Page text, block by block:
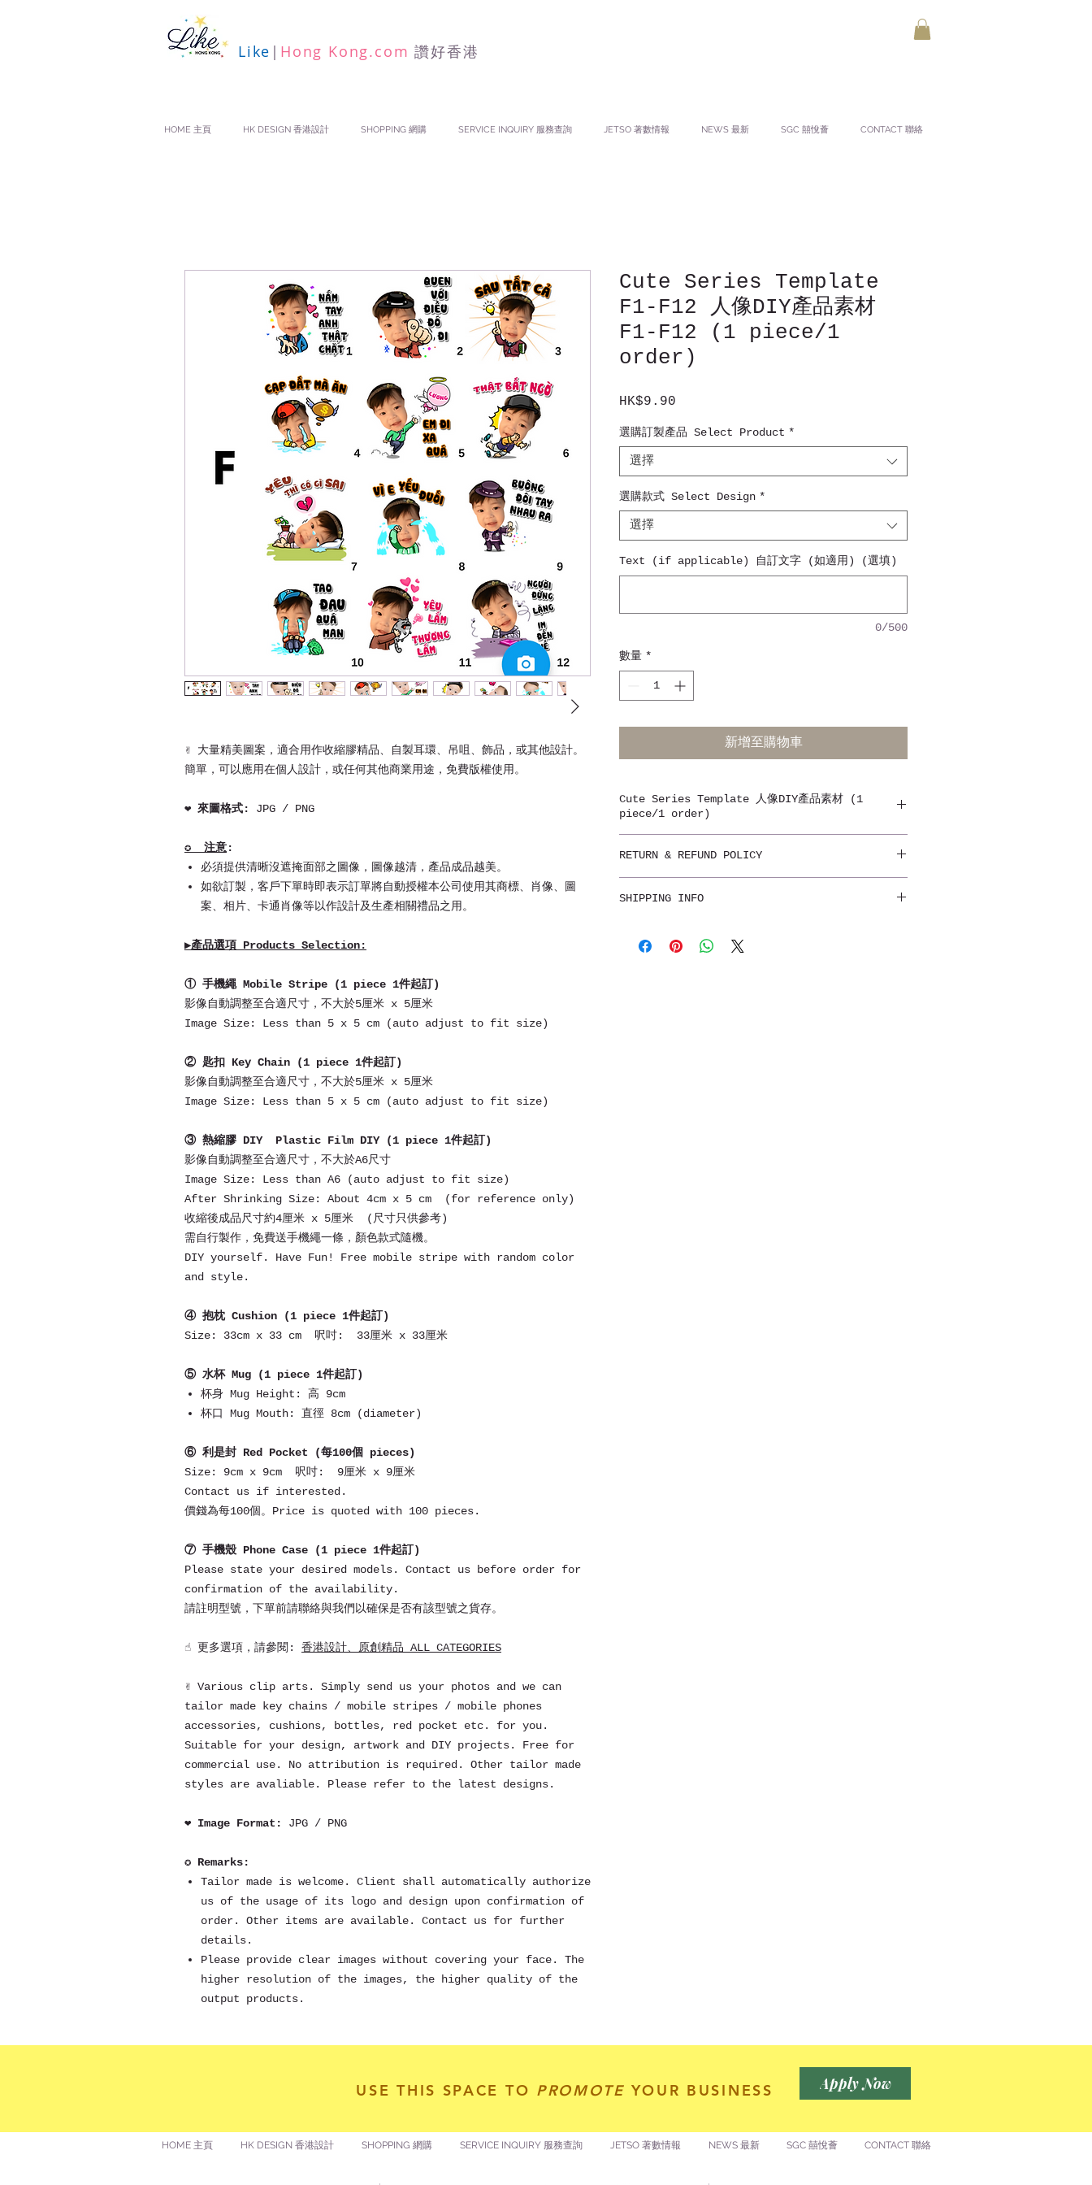
Like | Hong Kong.com 讚好香港
HOME 主頁 HK DESIGN 香港設計 SHOPPING 網購 SERVICE INQUIRY 服務查詢 JETSO 著數情報 NEWS 最新 SGC 囍悅薈 CONTACT 聯絡
✌ 大量精美圖案，適合用作收縮膠精品、自製耳環、吊咀、飾品，或其他設計。
簡單，可以應用在個人設計，或任何其他商業用途，免費版權使用。
❤ 來圖格式: JPG / PNG
✪ 注意:
必須提供清晰沒遮掩面部之圖像，圖像越清，產品成品越美。
如欲訂製，客戶下單時即表示訂單將自動授權本公司使用其商標、肖像、圖
案、相片、卡通肖像等以作設計及生產相關禮品之用。
▶產品選項 Products Selection:
① 手機繩 Mobile Stripe (1 piece 1件起訂)
影像自動調整至合適尺寸，不大於5厘米 x 5厘米
Image Size: Less than 5 x 5 cm (auto adjust to fit size)
② 匙扣 Key Chain (1 piece 1件起訂)
影像自動調整至合適尺寸，不大於5厘米 x 5厘米
Image Size: Less than 5 x 5 cm (auto adjust to fit size)
③ 熱縮膠 DIY Plastic Film DIY (1 piece 1件起訂)
影像自動調整至合適尺寸，不大於A6尺寸
Image Size: Less than A6 (auto adjust to fit size)
After Shrinking Size: About 4cm x 5 cm (for reference only)
收縮後成品尺寸約4厘米 x 5厘米 (尺寸只供參考)
需自行製作，免費送手機繩一條，顏色款式隨機。
DIY yourself. Have Fun! Free mobile stripe with random color
and style.
④ 抱枕 Cushion (1 piece 1件起訂)
Size: 33cm x 33 cm 呎吋: 33厘米 x 33厘米
⑤ 水杯 Mug (1 piece 1件起訂)
杯身 Mug Height: 高 9cm
杯口 Mug Mouth: 直徑 8cm (diameter)
⑥ 利是封 Red Pocket (每100個 pieces)
Size: 9cm x 9cm 呎吋: 9厘米 x 9厘米
Contact us if interested.
價錢為每100個。Price is quoted with 100 pieces.
⑦ 手機殼 Phone Case (1 piece 1件起訂)
Please state your desired models. Contact us before order for
confirmation of the availability.
請註明型號，下單前請聯絡與我們以確保是否有該型號之貨存。
☝ 更多選項，請參閱: 香港設計、原創精品 ALL CATEGORIES
✌ Various clip arts. Simply send us your photos and we can
tailor made key chains / mobile stripes / mobile phones
accessories, cushions, bottles, red pocket etc. for you.
Suitable for your design, artwork and DIY projects. Free for
commercial use. No attribution is required. Other tailor made
styles are avaliable. Please refer to the latest designs.
❤ Image Format: JPG / PNG
✪ Remarks:
Tailor made is welcome. Client shall automatically authorize
us of the usage of its logo and design upon confirmation of
order. Other items are available. Contact us for further
details.
Please provide clear images without covering your face. The
higher resolution of the images, the higher quality of the
output products.
Cute Series Template
F1-F12 人像DIY產品素材
F1-F12 (1 piece/1
order)
HK$9.90
選購訂製產品 Select Product *
選擇
選購款式 Select Design *
選擇
Text (if applicable) 自訂文字 (如適用) (選填)
0/500
數量 *
新增至購物車
Cute Series Template 人像DIY產品素材 (1
piece/1 order)
訂造，每件產品都獨一無二。
圖案印在不同物料上，有可能出現色差。相片或會因拍攝
提供清晰來圖，付款後即時電郵至
RETURN & REFUND POLICY
Non-refundable
SHIPPING INFO
香港7-11，OK店，順豐站自取
USE THIS SPACE TO PROMOTE YOUR BUSINESS Apply Now
HOME 主頁 HK DESIGN 香港設計 SHOPPING 網購 SERVICE INQUIRY 服務查詢 JETSO 著數情報 NEWS 最新 SGC 囍悅薈 CONTACT 聯絡